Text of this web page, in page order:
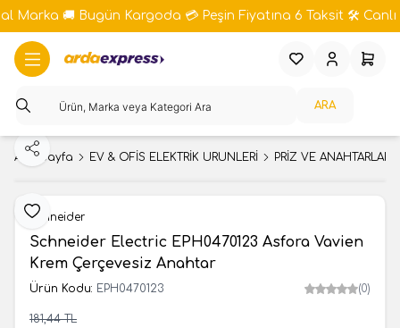
Marka 🚚 Bugün Kargoda 💳 Peşin Fiyatına 6 Taksit 🛠️ Canlı
ARA
FavorilerimHesabım
Ana Sayfa EV & OFİS ELEKTRİK ÜRÜNLERİ PRİZ VE ANAHTARLAR
Favoriye Ekle
Paylaş
Schneider
Schneider Electric EPH0470123 Asfora Vavien
Krem Çerçevesiz Anahtar
Ürün Kodu: EPH0470123 (0)
181,44TL